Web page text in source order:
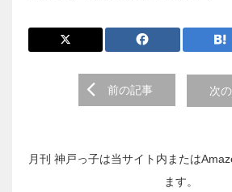
稿
前の記事 次
月刊 神戸っ子は当サイト内または
ます。